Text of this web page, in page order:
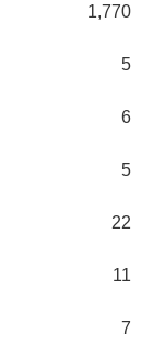
1,770
5
6
5
22
11
7